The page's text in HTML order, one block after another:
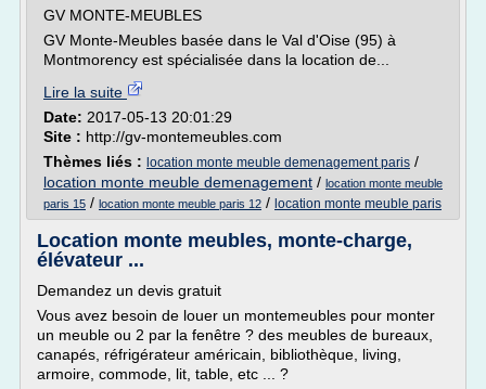
GV MONTE-MEUBLES
GV Monte-Meubles basée dans le Val d'Oise (95) à
Montmorency est spécialisée dans la location de...
Lire la suite
Date: 2017-05-13 20:01:29
Site : http://gv-montemeubles.com
Thèmes liés : location monte meuble demenagement paris /
location monte meuble demenagement / location monte meuble
paris 15 / location monte meuble paris 12 / location monte meuble paris
Location monte meubles, monte-charge,
élévateur ...
Demandez un devis gratuit
Vous avez besoin de louer un montemeubles pour monter
un meuble ou 2 par la fenêtre ? des meubles de bureaux,
canapés, réfrigérateur américain, bibliothèque, living,
armoire, commode, lit, table, etc ... ?